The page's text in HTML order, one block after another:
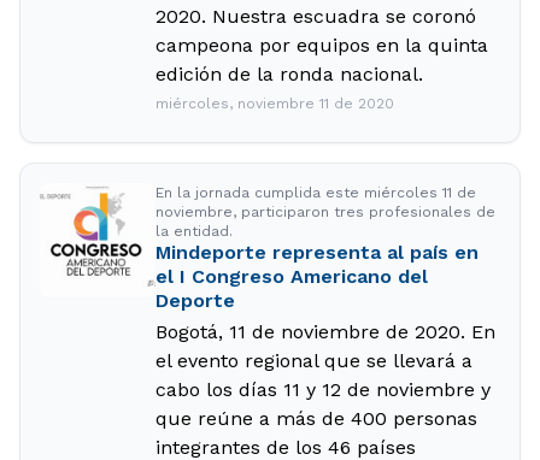
2020. Nuestra escuadra se coronó
campeona por equipos en la quinta
edición de la ronda nacional.
miércoles, noviembre 11 de 2020
En la jornada cumplida este miércoles 11 de
noviembre, participaron tres profesionales de
la entidad.
Mindeporte representa al país en
el I Congreso Americano del
Deporte
Bogotá, 11 de noviembre de 2020. En
el evento regional que se llevará a
cabo los días 11 y 12 de noviembre y
que reúne a más de 400 personas
integrantes de los 46 países